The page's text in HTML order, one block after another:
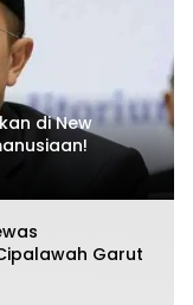
di New
Garut